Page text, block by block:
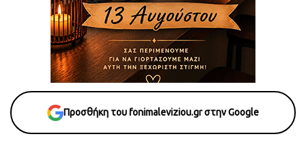
Προσθήκη του fonimaleviziou.gr στην Google